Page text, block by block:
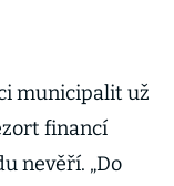
municipalit už
financí
nevěří. „Do